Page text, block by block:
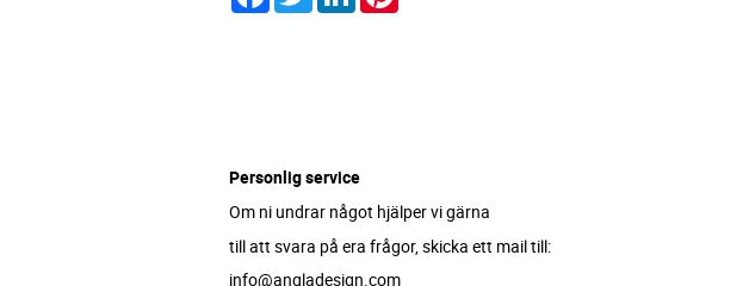
Personlig service
Om ni undrar något hjälper vi gärna
till att svara på era frågor, skicka ett mail till:
info@angladesign.com